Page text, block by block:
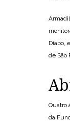
Diabo,
de São
Quatro
da